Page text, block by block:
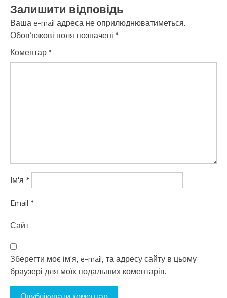
Залишити відповідь
Ваша e-mail адреса не оприлюднюватиметься.
Обов’язкові поля позначені *
Коментар *
Ім'я *
Email *
Сайт
Зберегти моє ім'я, e-mail, та адресу сайту в цьому
браузері для моїх подальших коментарів.